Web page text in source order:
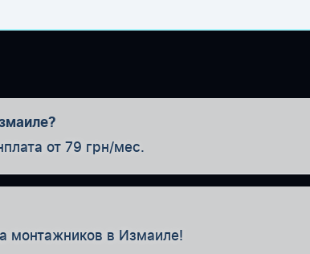
от 79 грн/мес.
монтажников в Измаиле!